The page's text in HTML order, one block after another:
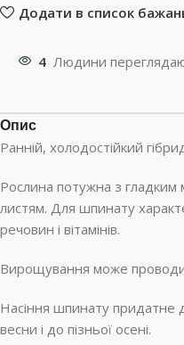
Додати в список
4 Людини
Опис
Ранній, холодостійкий
Рослина потужна з
листям. Для шпинату
речовин і вітамінів.
Вирощування може
Насіння шпинату придатне
весни і до пізньої осені.